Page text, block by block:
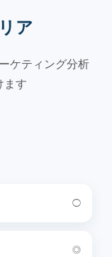
ア
ケティング分析
ます
◯
◎